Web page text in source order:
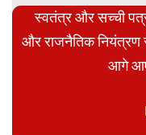
स्वतंत्र और सच्ची
और राजनैतिक नियंत्रण
आगे